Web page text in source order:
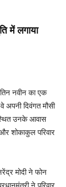
में लगाया
नवीन का एक
अपनी दिवंगत मौसी
उनके आवास
शोकाकुल परिवार
मोदी ने फोन
ने परिवार